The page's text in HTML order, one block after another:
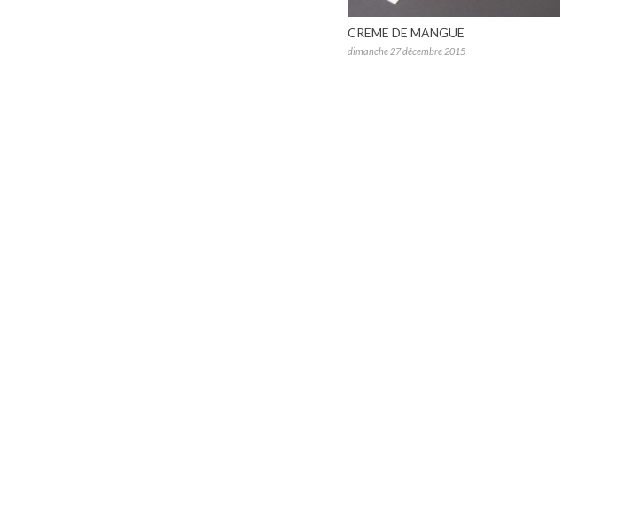
CREME DE MANGUE
dimanche 27 décembre 2015